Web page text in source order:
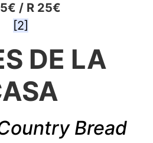
/ R 25€
[2]
DE LA
Bread